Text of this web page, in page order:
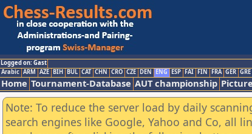
Logged on: Gast
Arabic ARM AZE BIH BUL CAT CHN CRO CZE DEN ENG ESP FAI FIN FRA GER GRE
Home Tournament-Database AUT championship
Note: To reduce the server load by daily
search engines like Google, Yahoo and Co, all